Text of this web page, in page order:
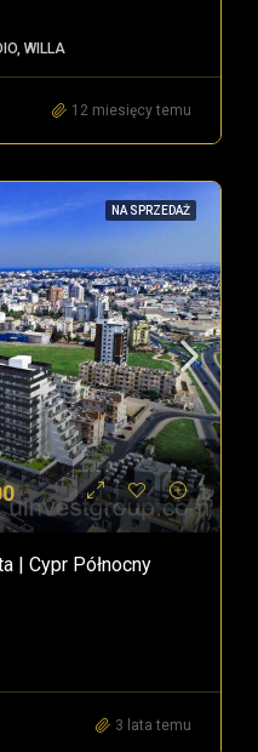
WILLA
12 miesięcy temu
NA SPRZEDAŻ
| Cypr Północny
3 lata temu